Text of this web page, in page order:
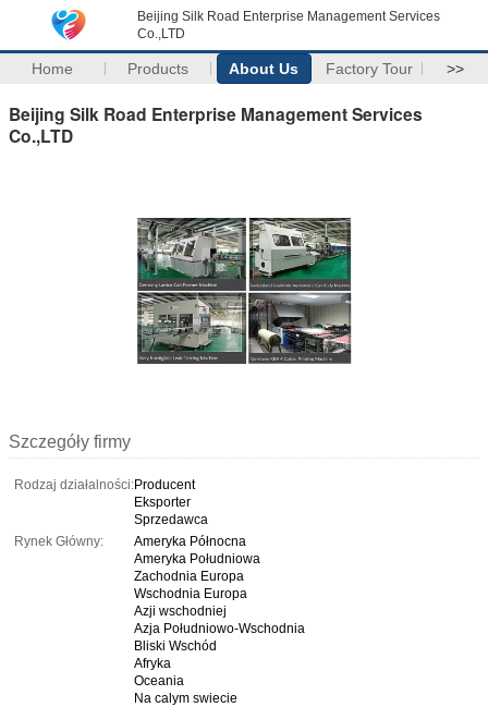
Beijing Silk Road Enterprise Management Services
Co.,LTD
Home Products About Us Factory Tour >>
Beijing Silk Road Enterprise Management Services
Co.,LTD
Szczegóły firmy
Rodzaj działalności:Producent
Eksporter
Sprzedawca
Rynek Główny:
Ameryka Północna
Ameryka Południowa
Zachodnia Europa
Wschodnia Europa
Azji wschodniej
Azja Południowo-Wschodnia
Bliski Wschód
Afryka
Oceania
Na calym swiecie